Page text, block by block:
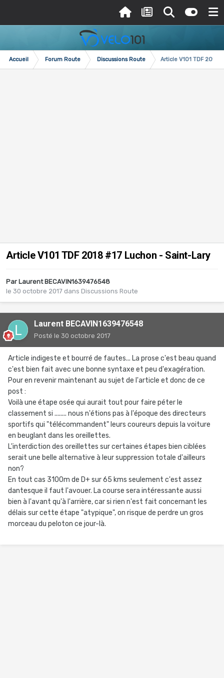
Accueil Forum Route Discussions Route Article V101 TDF 2018
Article V101 TDF 2018 #17 Luchon - Saint-Lary
Par Laurent BECAVIN1639476548
le 30 octobre 2017 dans Discussions Route
Laurent BECAVIN1639476548
Posté le 30 octobre 2017
Article indigeste et bourré de fautes... La prose c'est beau quand
c'est bien fait avec une bonne syntaxe et peu d'exagération.
Pour en revenir maintenant au sujet de l'article et donc de ce
post :
Voilà une étape osée qui aurait tout pour faire péter le
classement si ........ nous n'étions pas à l'époque des directeurs
sportifs qui "télécommandent" leurs coureurs depuis la voiture
en beuglant dans les oreillettes.
L'interdiction des oreillettes sur certaines étapes bien ciblées
serait une belle alternative à leur suppression totale d'ailleurs
non?
En tout cas 3100m de D+ sur 65 kms seulement c'est assez
dantesque il faut l'avouer. La course sera intéressante aussi
bien à l'avant qu'à l'arrière, car si rien n'est fait concernant les
délais sur cette étape "atypique", on risque de perdre un gros
morceau du peloton ce jour-là.